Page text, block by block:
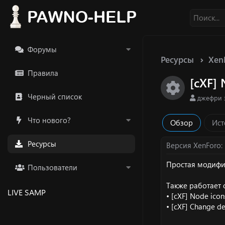
Форумы
Правила
Черный список
Что нового?
Ресурсы
Пользователи
LIVE SAMP
Ресурсы
[cXF]
А
т
о
джефри
Обзор
Версия XenForo
Простая
Также
• [cXF] Node
• [cXF] Change